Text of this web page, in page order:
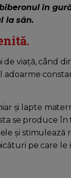
în
la sân.
viață, când
și lapte
se produce
și
pe care le